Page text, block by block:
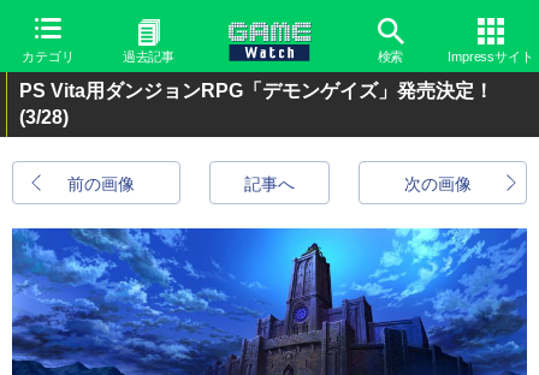
カテゴリ 過去記事 検索 Impressサイト
PS Vita用ダンジョンRPG「デモンゲイズ」発売決定！
(3/28)
前の画像 次の画像
記事へ